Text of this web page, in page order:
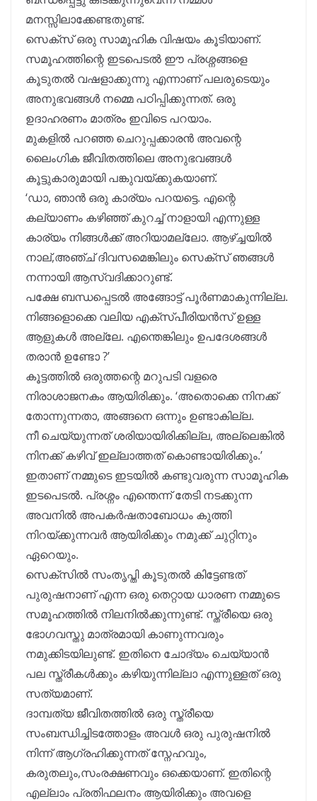
മനസ്സിലാക്കേണ്ടതുണ്ട്.
സെക്സ് ഒരു സാമൂഹിക വിഷയം കൂടിയാണ്.
സമൂഹത്തിന്റെ ഇടപെടൽ ഈ പ്രശ്നങ്ങളെ
കൂടുതൽ വഷളാക്കുന്നു എന്നാണ് പലരുടെയും
അനുഭവങ്ങൾ നമ്മെ പഠിപ്പിക്കുന്നത്. ഒരു
ഉദാഹരണം മാത്രം ഇവിടെ പറയാം.
മുകളിൽ പറഞ്ഞ ചെറുപ്പക്കാരൻ അവന്റെ
ലൈംഗിക ജീവിതത്തിലെ അനുഭവങ്ങൾ
കൂട്ടുകാരുമായി പങ്കുവയ്ക്കുകയാണ്.
‘ഡാ, ഞാൻ ഒരു കാര്യം പറയട്ടെ. എന്റെ
കല്യാണം കഴിഞ്ഞ് കുറച്ച് നാളായി എന്നുള്ള
കാര്യം നിങ്ങൾക്ക് അറിയാമല്ലോ. ആഴ്ച്ചയിൽ
നാല്,അഞ്ച് ദിവസമെങ്കിലും സെക്സ് ഞങ്ങൾ
നന്നായി ആസ്വദിക്കാറുണ്ട്.
പക്ഷേ ബന്ധപ്പെടൽ അങ്ങോട്ട് പൂർണമാകുന്നില്ല.
നിങ്ങളൊക്കെ വലിയ എക്സ്പീരിയൻസ് ഉള്ള
ആളുകൾ അല്ലേ. എന്തെങ്കിലും ഉപദേശങ്ങൾ
തരാൻ ഉണ്ടോ ?’
കൂട്ടത്തിൽ ഒരുത്തന്റെ മറുപടി വളരെ
നിരാശാജനകം ആയിരിക്കും. ‘അതൊക്കെ നിനക്ക്
തോന്നുന്നതാ, അങ്ങനെ ഒന്നും ഉണ്ടാകില്ല.
നീ ചെയ്യുന്നത് ശരിയായിരിക്കില്ല, അല്ലെങ്കിൽ
നിനക്ക് കഴിവ് ഇല്ലാത്തത് കൊണ്ടായിരിക്കും.’
ഇതാണ് നമ്മുടെ ഇടയിൽ കണ്ടുവരുന്ന സാമൂഹിക
ഇടപെടൽ. പ്രശ്നം എന്തെന്ന് തേടി നടക്കുന്ന
അവനിൽ അപകർഷതാബോധം കുത്തി
നിറയ്ക്കുന്നവർ ആയിരിക്കും നമുക്ക് ചുറ്റിനും
ഏറെയും.
സെക്സിൽ സംതൃപ്തി കൂടുതൽ കിട്ടേണ്ടത്
പുരുഷനാണ് എന്ന ഒരു തെറ്റായ ധാരണ നമ്മുടെ
സമൂഹത്തിൽ നിലനിൽക്കുന്നുണ്ട്. സ്ത്രീയെ ഒരു
ഭോഗവസ്തു മാത്രമായി കാണുന്നവരും
നമുക്കിടയിലുണ്ട്. ഇതിനെ ചോദ്യം ചെയ്യാൻ
പല സ്ത്രീകൾക്കും കഴിയുന്നില്ലാ എന്നുള്ളത് ഒരു
സത്യമാണ്.
ദാമ്പത്യ ജീവിതത്തിൽ ഒരു സ്ത്രീയെ
സംബന്ധിച്ചിടത്തോളം അവൾ ഒരു പുരുഷനിൽ
നിന്ന് ആഗ്രഹിക്കുന്നത് സ്നേഹവും,
കരുതലും,സംരക്ഷണവും ഒക്കെയാണ്. ഇതിന്റെ
എല്ലാം പ്രതിഫലനം ആയിരിക്കും അവളെ